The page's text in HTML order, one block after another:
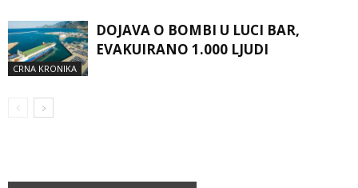
CRNA KRONIKA
DOJAVA O BOMBI U LUCI BAR,
EVAKUIRANO 1.000 LJUDI